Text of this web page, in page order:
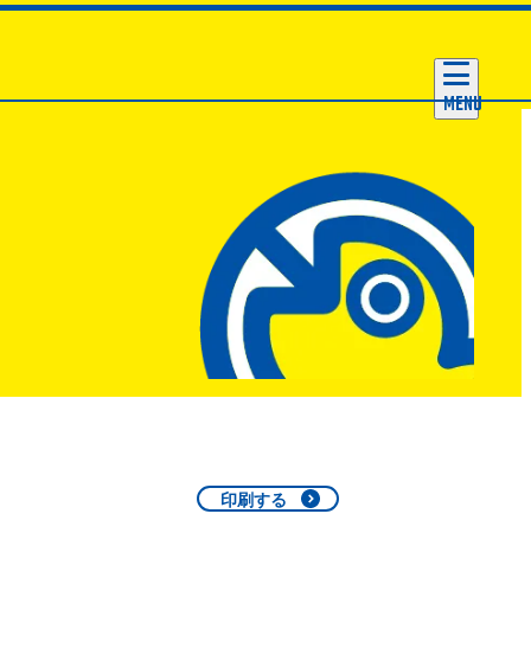
MENU
印刷する